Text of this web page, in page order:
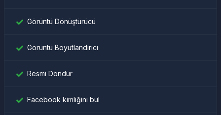
Görüntü Dönüştürücü
Görüntü Boyutlandırıcı
Resmi Döndür
Facebook kimliğini bul